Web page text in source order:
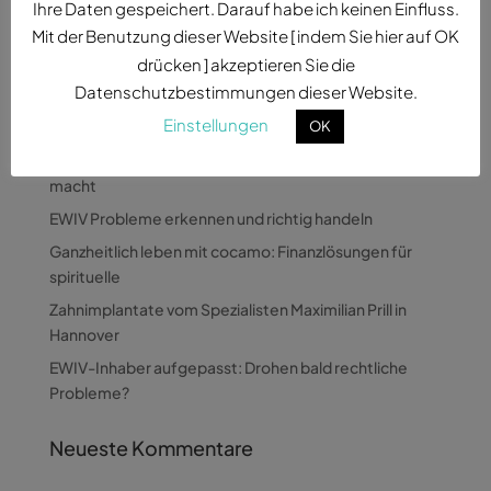
Neueste Beiträge
macht
EWIV Probleme erkennen und richtig handeln
Ganzheitlich leben mit cocamo: Finanzlösungen für
spirituelle
Zahnimplantate vom Spezialisten Maximilian Prill in
Hannover
EWIV-Inhaber aufgepasst: Drohen bald rechtliche
Probleme?
Neueste Kommentare
Ihre Daten gespeichert. Darauf habe ich keinen Einfluss.
Mit der Benutzung dieser Website [ indem Sie hier auf OK
drücken ] akzeptieren Sie die
Datenschutzbestimmungen dieser Website.
Einstellungen
OK